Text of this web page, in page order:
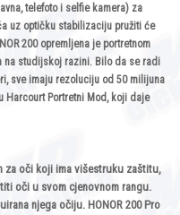
telefoto i selfie kamera) za
uz optičku stabilizaciju pružiti će
200 opremljena je portretnom
na studijskoj razini. Bilo da se radi
sve imaju rezoluciju od 50 milijuna
Harcourt Portretni Mod, koji daje
za oči koji ima višestruku zaštitu,
oči u svom cjenovnom rangu.
njega očiju. HONOR 200 Pro